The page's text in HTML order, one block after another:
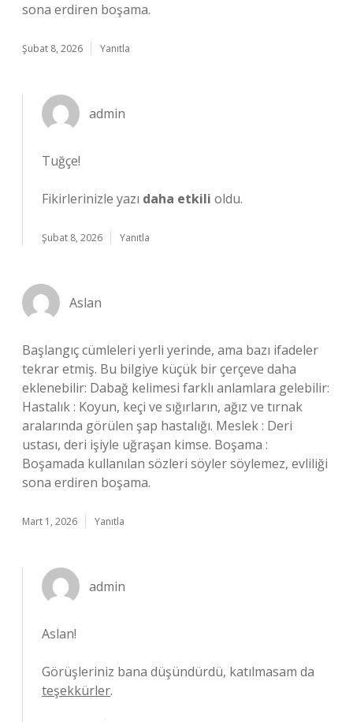
sona erdiren boşama.
Şubat 8, 2026 Yanıtla
admin
Tuğçe!
Fikirlerinizle yazı daha etkili oldu.
Şubat 8, 2026 Yanıtla
Aslan
Başlangıç cümleleri yerli yerinde, ama bazı ifadeler
tekrar etmiş. Bu bilgiye küçük bir çerçeve daha
eklenebilir: Dabağ kelimesi farklı anlamlara gelebilir:
Hastalık : Koyun, keçi ve sığırların, ağız ve tırnak
aralarında görülen şap hastalığı. Meslek : Deri
ustası, deri işiyle uğraşan kimse. Boşama :
Boşamada kullanılan sözleri söyler söylemez, evliliği
sona erdiren boşama.
Mart 1, 2026 Yanıtla
admin
Aslan!
Görüşleriniz bana düşündürdü, katılmasam da
teşekkürler.